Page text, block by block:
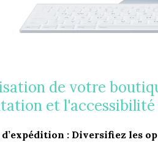
de votre
et l'accessibilité
d’expédition : Diversifiez les